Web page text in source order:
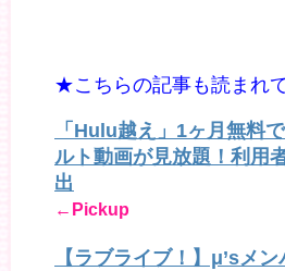
★こちらの記事も読まれ
「Hulu越え」1ヶ月無料
ルト動画が見放題！利用
出
←Pickup
【ラブライブ！】μ’sメ